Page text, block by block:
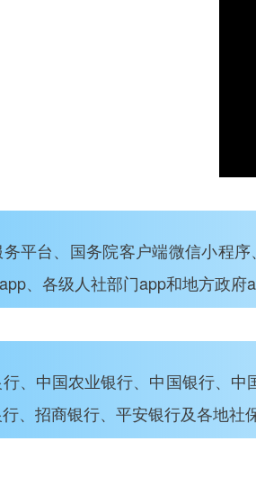
平台、国务院客户端微信小程
、各级人社部门app和地方政府
、中国农业银行、中国银行、中
、招商银行、平安银行及各地社